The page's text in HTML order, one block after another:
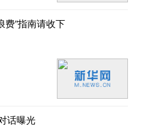
费”指南请收下
话曝光